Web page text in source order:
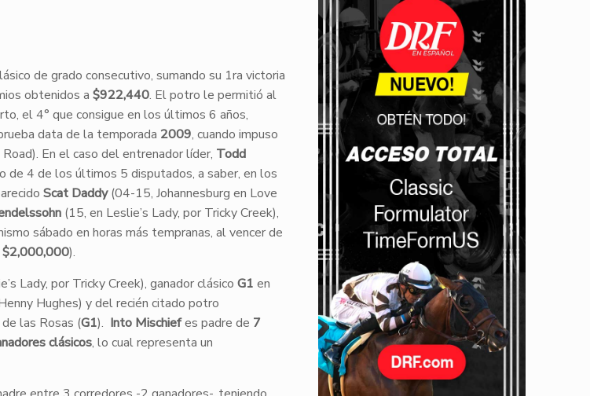
de grado consecutivo, sumando su 1ra victoria
obtenidos a $922,440. El potro le permitió al
el 4° que consigue en los últimos 6 años,
data de la temporada 2009, cuando impuso
En el caso del entrenador líder, Todd
de 4 de los últimos 5 disputados, a saber, en los
Scat Daddy(04-15, Johannesburg en Love
(15, en Leslie’s Lady, por Tricky Creek),
sábado en horas más tempranas, al vencer de
$2,000,000).
Lady, por Tricky Creek), ganador clásico G1 en
Hughes) y del recién citado potro
las Rosas (G1). Into Mischiefes padre de 7
clásicos, lo cual representa un